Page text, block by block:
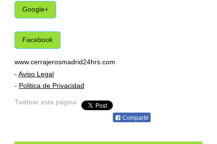
Google+
Facebook
www.cerrajerosmadrid24hrs.com
- Aviso Legal
- Politica de Privacidad
Twittear esta página
Compartir